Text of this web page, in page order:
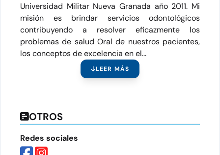
Universidad Militar Nueva Granada año 2011. Mi
misión es brindar servicios odontológicos
contribuyendo a resolver eficazmente los
problemas de salud Oral de nuestros pacientes,
los conceptos de excelencia en el...
LEER MÁS
OTROS
Redes sociales